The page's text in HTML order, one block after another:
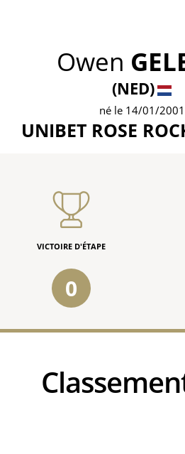
Owen
(NED)
né le 14/01/2001
UNIBET ROSE
VICTOIRE D'ÉTAPE
0